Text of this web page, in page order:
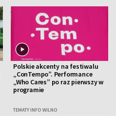
Polskie akcenty na festiwalu
„ConTempo”. Performance
„Who Cares” po raz pierwszy w
programie
TEMATY INFO WILNO